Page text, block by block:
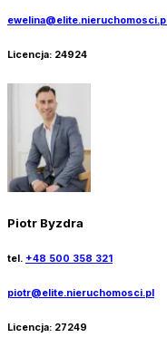
ewelina@elite.nieruchomosci.pl
Licencja: 24924
Piotr Byzdra
tel. +48 500 358 321
piotr@elite.nieruchomosci.pl
Licencja: 27249